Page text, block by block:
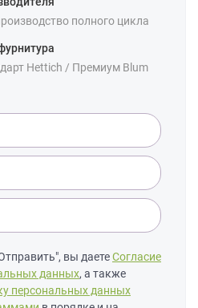
полного цикла
Hettich / Премиум Blum
вы даетеСогласие
данных, а также
персональных данных